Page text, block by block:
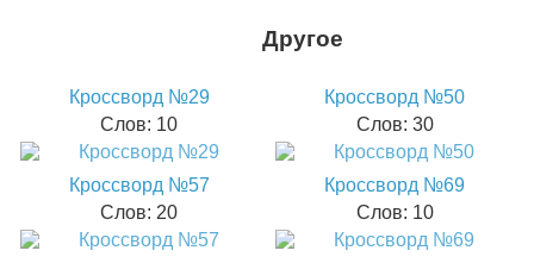
Другое
Кроссворд №29
Слов: 10
Кроссворд №50
Слов: 30
Кроссворд №57
Слов: 20
Кроссворд №69
Слов: 10